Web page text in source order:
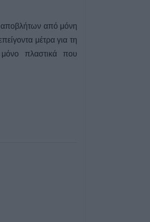
αποβλήτων από μόνη
μέτρα για τη
πλαστικά που